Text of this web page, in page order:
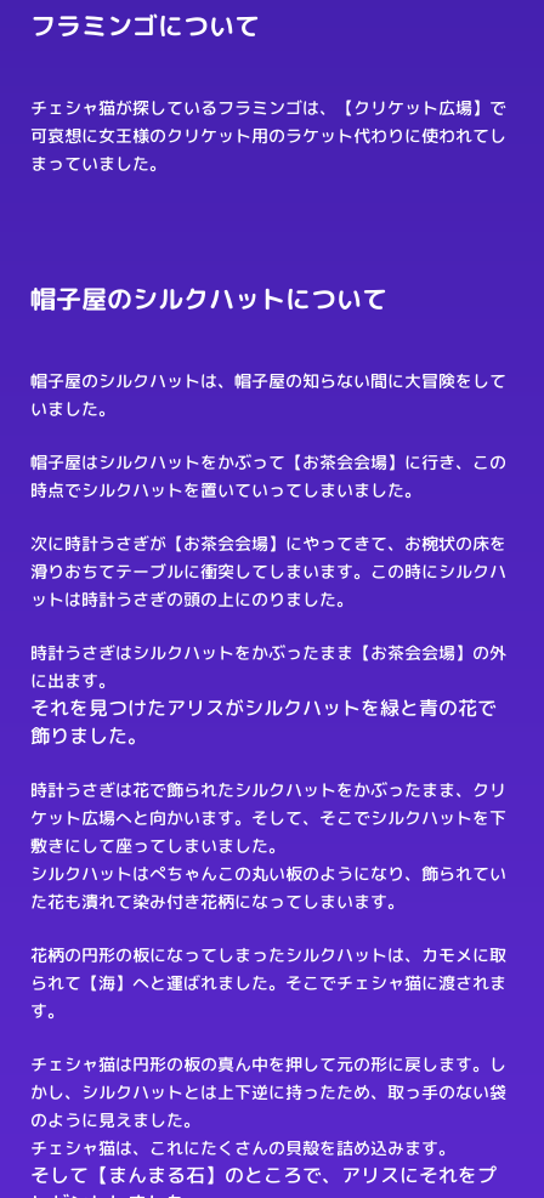
フラミンゴについて
チェシャ猫が探しているフラミンゴは、【クリケット広場】で
可哀想に女王様のクリケット用のラケット代わりに使われてし
まっていました。
帽子屋のシルクハットについて
帽子屋のシルクハットは、帽子屋の知らない間に大冒険をして
いました。
帽子屋はシルクハットをかぶって【お茶会会場】に行き、この
時点でシルクハットを置いていってしまいました。
次に時計うさぎが【お茶会会場】にやってきて、お椀状の床を
滑りおちてテーブルに衝突してしまいます。この時にシルクハ
ットは時計うさぎの頭の上にのりました。
時計うさぎはシルクハットをかぶったまま【お茶会会場】の外
に出ます。
それを見つけたアリスがシルクハットを緑と青の花で
飾りました。
時計うさぎは花で飾られたシルクハットをかぶったまま、クリ
ケット広場へと向かいます。そして、そこでシルクハットを下
敷きにして座ってしまいました。
シルクハットはぺちゃんこの丸い板のようになり、飾られてい
た花も潰れて染み付き花柄になってしまいます。
花柄の円形の板になってしまったシルクハットは、カモメに取
られて【海】へと運ばれました。そこでチェシャ猫に渡されま
す。
チェシャ猫は円形の板の真ん中を押して元の形に戻します。し
かし、シルクハットとは上下逆に持ったため、取っ手のない袋
のように見えました。
チェシャ猫は、これにたくさんの貝殻を詰め込みます。
そして【まんまる石】のところで、アリスにそれをプ